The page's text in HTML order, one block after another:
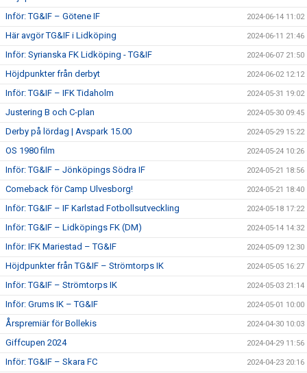
Inför: TG&IF – Götene IF 2024-06-14 11:02
Här avgör TG&IF i Lidköping 2024-06-11 21:46
Inför: Syrianska FK Lidköping - TG&IF 2024-06-07 21:50
Höjdpunkter från derbyt 2024-06-02 12:12
Inför: TG&IF – IFK Tidaholm 2024-05-31 19:02
Justering B och C-plan 2024-05-30 09:45
Derby på lördag | Avspark 15.00 2024-05-29 15:22
OS 1980 film 2024-05-24 10:26
Inför: TG&IF – Jönköpings Södra IF 2024-05-21 18:56
Comeback för Camp Ulvesborg! 2024-05-21 18:40
Inför: TG&IF – IF Karlstad Fotbollsutveckling 2024-05-18 17:22
Inför: TG&IF – Lidköpings FK (DM) 2024-05-14 14:32
Inför: IFK Mariestad – TG&IF 2024-05-09 12:30
Höjdpunkter från TG&IF – Strömtorps IK 2024-05-05 16:27
Inför: TG&IF – Strömtorps IK 2024-05-03 21:14
Inför: Grums IK – TG&IF 2024-05-01 10:00
Årspremiär för Bollekis 2024-04-30 10:03
Giffcupen 2024 2024-04-29 11:56
Inför: TG&IF – Skara FC 2024-04-23 20:16